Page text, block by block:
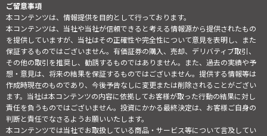
ご留意事項
本コンテンツは、情報提供を目的として行っております。
本コンテンツは、当社や当社が信頼できると考える情報源から提供されたもの
を提供していますが、当社はその正確性や完全性について意見を表明し、また
保証するものではございません。有価証券の購入、売却、デリバティブ取引、
その他の取引を推奨し、勧誘するものではありません。また、過去の実績や予
想・意見は、将来の結果を保証するものではございません。提供する情報等は
作成時現在のものであり、今後予告なしに変更または削除されることがござい
ます。当社は本コンテンツの内容に依拠してお客様が取った行動の結果に対し
責任を負うものではございません。投資にかかる最終決定は、お客様ご自身の
判断と責任でなさるようお願いいたします。
本コンテンツでは当社でお取扱している商品・サービス等について言及してい